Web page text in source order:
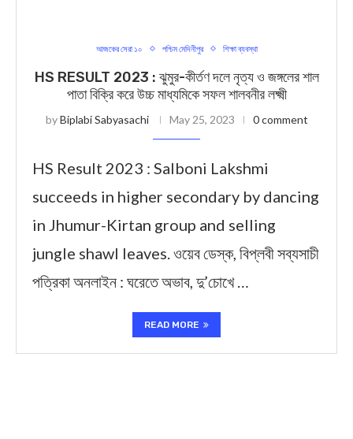
আজকের সেরা ১০ পশ্চিম মেদিনীপুর শিক্ষা ব্যবস্থা
HS RESULT 2023 : ঝুমুর-কীর্তণ দলে নৃত্য ও জঙ্গলের শাল
পাতা বিক্রি করে উচ্চ মাধ্যমিকে সফল শালবনীর লক্ষ্মী
byBiplabi Sabyasachi May 25, 2023 0 comment
HS Result 2023 : Salboni Lakshmi
succeeds in higher secondary by dancing
in Jhumur-Kirtan group and selling
jungle shawl leaves. ওয়েব ডেস্ক, বিপ্লবী সব্যসাচী
পত্রিকা অনলাইন : ঘরেতে অভাব, দু’চোখে …
READ MORE